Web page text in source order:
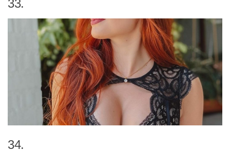
33.
34.